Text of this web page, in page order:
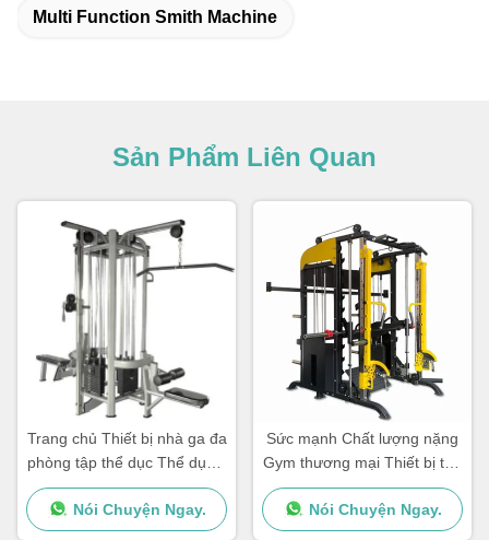
Multi Function Smith Machine
Sản Phẩm Liên Quan
Trang chủ Thiết bị nhà ga đa
phòng tập thể dục Thể dục 4
Nhà ga đa phòng tập thể
dục
Nói Chuyện Ngay.
Sức mạnh Chất lượng nặng
Gym thương mại Thiết bị tập
thể dục Máy Multi Smith
Nói Chuyện Ngay.